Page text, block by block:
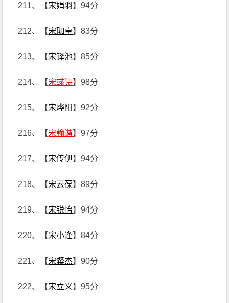
211、【宋娟羽】94分
212、【宋珈卓】83分
213、【宋铎池】85分
214、【宋彧诗】98分
215、【宋烨阳】92分
216、【宋翰谐】97分
217、【宋传伊】94分
218、【宋云葆】89分
219、【宋锐怡】94分
220、【宋小逢】84分
221、【宋粲杰】90分
222、【宋立义】95分